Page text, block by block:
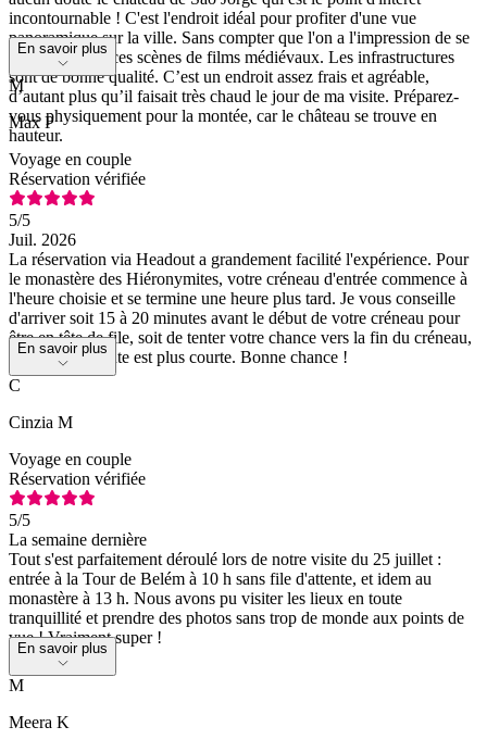
incontournable ! C'est l'endroit idéal pour profiter d'une vue
panoramique sur la ville. Sans compter que l'on a l'impression de se
retrouver dans ces scènes de films médiévaux. Les infrastructures
sont de bonne qualité. C’est un endroit assez frais et agréable,
d’autant plus qu’il faisait très chaud le jour de ma visite. Préparez-
vous physiquement pour la montée, car le château se trouve en
hauteur.
En savoir plus
M
Max P
Voyage en couple
Réservation vérifiée
5/5
Juil. 2026
La réservation via Headout a grandement facilité l'expérience. Pour
le monastère des Hiéronymites, votre créneau d'entrée commence à
l'heure choisie et se termine une heure plus tard. Je vous conseille
d'arriver soit 15 à 20 minutes avant le début de votre créneau pour
être en tête de file, soit de tenter votre chance vers la fin du créneau,
où la file d'attente est plus courte. Bonne chance !
En savoir plus
C
Cinzia M
Voyage en couple
Réservation vérifiée
5/5
La semaine dernière
Tout s'est parfaitement déroulé lors de notre visite du 25 juillet :
entrée à la Tour de Belém à 10 h sans file d'attente, et idem au
monastère à 13 h. Nous avons pu visiter les lieux en toute
tranquillité et prendre des photos sans trop de monde aux points de
vue ! Vraiment super !
En savoir plus
M
Meera K